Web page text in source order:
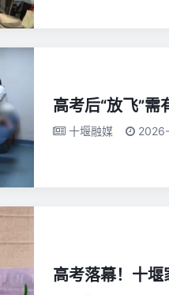
高考后“放飞”需
十堰融媒
高考落幕！十